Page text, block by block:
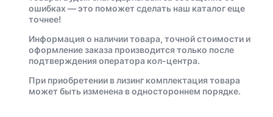
ошибках — это поможет сделать наш каталог еще
точнее!
Информация о наличии товара, точной стоимости и
оформление заказа производится только после
подтверждения оператора кол-центра.
При приобретении в лизинг комплектация товара
может быть изменена в одностороннем порядке.